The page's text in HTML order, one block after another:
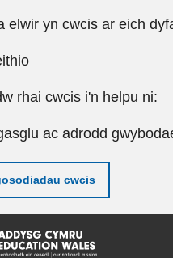
elwir yn cwcis ar eich
rhai cwcis i'n helpu ni:
ac adrodd
cwcis